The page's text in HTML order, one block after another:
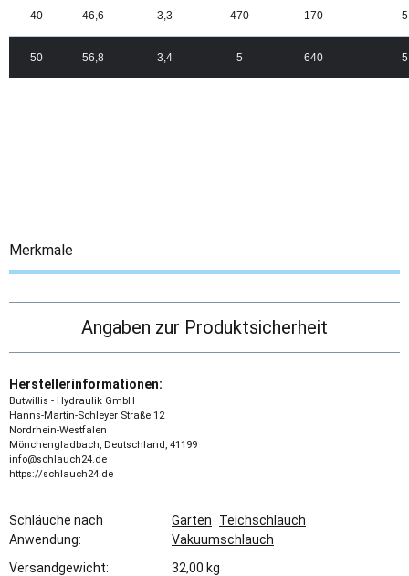
40 46,6 3,3 470 170 5
50 56,8 3,4 5 640 5
Merkmale
Angaben zur Produktsicherheit
Herstellerinformationen:
Butwillis - Hydraulik GmbH
Hanns-Martin-Schleyer Straße 12
Nordrhein-Westfalen
Mönchengladbach, Deutschland, 41199
info@schlauch24.de
https://schlauch24.de
Schläuche nach
Anwendung:
Garten
Teichschlauch
Vakuumschlauch
Versandgewicht:
32,00 kg